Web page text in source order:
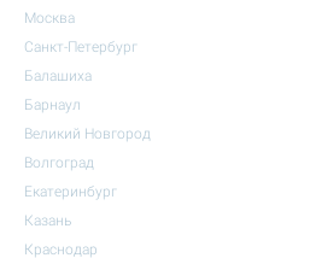
Москва
Санкт-Петербург
Балашиха
Барнаул
Великий Новгород
Волгоград
Екатеринбург
Казань
Краснодар